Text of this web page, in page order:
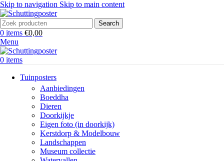
Skip to navigation Skip to main content
Search
0 items €0,00
Menu
0 items
Tuinposters
Aanbiedingen
Boeddha
Dieren
Doorkijkje
Eigen foto (in doorkijk)
Kerstdorp & Modelbouw
Landschappen
Museum collectie